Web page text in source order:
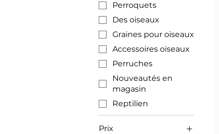
Perroquets
Des oiseaux
Graines pour oiseaux
Accessoires oiseaux
Perruches
Nouveautés en
magasin
Reptilien
Prix